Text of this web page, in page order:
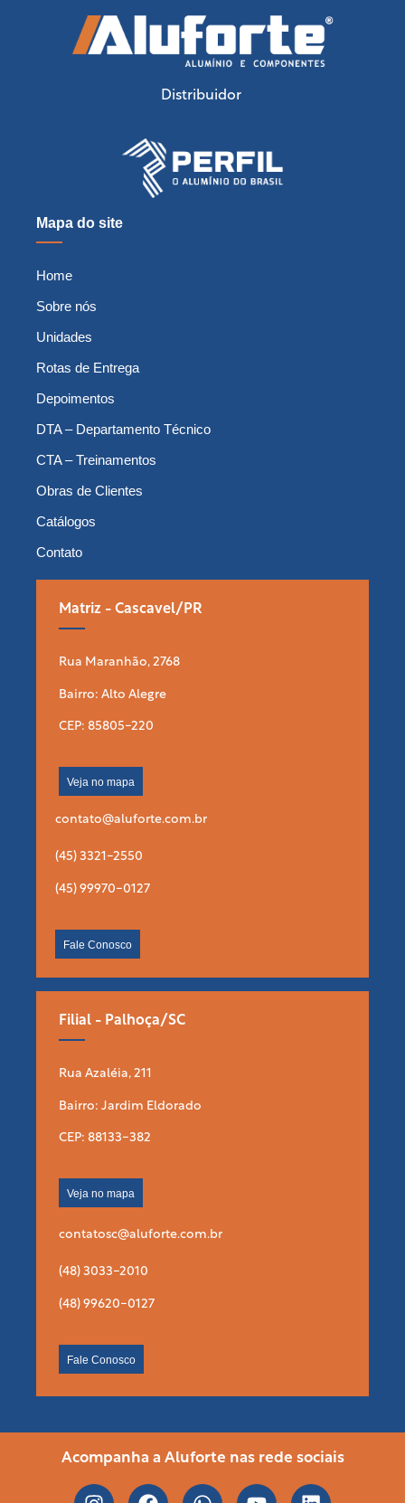
Distribuidor
Mapa do site
Home
Sobre nós
Unidades
Rotas de Entrega
Depoimentos
DTA – Departamento Técnico
CTA – Treinamentos
Obras de Clientes
Catálogos
Contato
Matriz - Cascavel/PR
Rua Maranhão, 2768
Bairro: Alto Alegre
CEP: 85805-220
Veja no mapa
contato@aluforte.com.br
(45) 3321-2550
(45) 99970-0127
Fale Conosco
Filial - Palhoça/SC
Rua Azaléia, 211
Bairro: Jardim Eldorado
CEP: 88133-382
Veja no mapa
contatosc@aluforte.com.br
(48) 3033-2010
(48) 99620-0127
Fale Conosco
Acompanha a Aluforte nas rede sociais